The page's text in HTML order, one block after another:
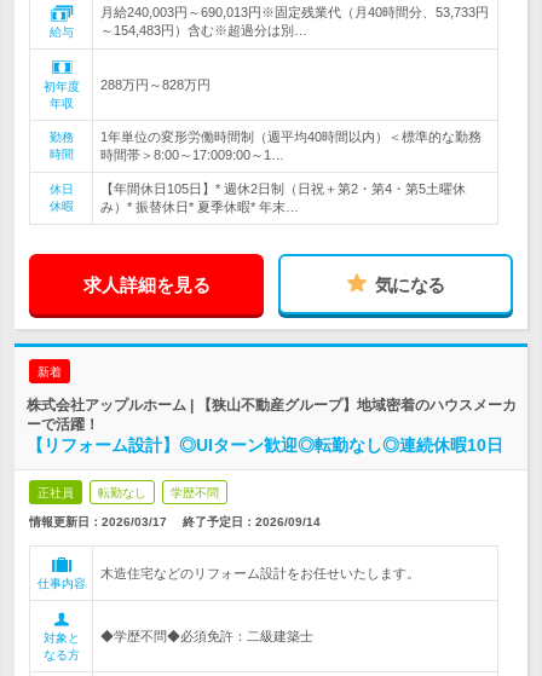
給与
月給240,003円～690,013円※固定残業代（月40時間分、53,733円
～154,483円）含む※超過分は別…
初年度
年収
288万円～828万円
勤務
時間
1年単位の変形労働時間制（週平均40時間以内）＜標準的な勤務
時間帯＞8:00～17:009:00～1…
休日
休暇
【年間休日105日】* 週休2日制（日祝＋第2・第4・第5土曜休
み）* 振替休日* 夏季休暇* 年末…
求人詳細を見る 気になる
新着
株式会社アップルホーム | 【狭山不動産グループ】地域密着のハウスメーカ
ーで活躍！
【リフォーム設計】◎UIターン歓迎◎転勤なし◎連続休暇10日
正社員 転勤なし 学歴不問
情報更新日：2026/03/17 終了予定日： 2026/09/14
仕事内容
木造住宅などのリフォーム設計をお任せいたします。
対象と
なる方
◆学歴不問◆必須免許：二級建築士